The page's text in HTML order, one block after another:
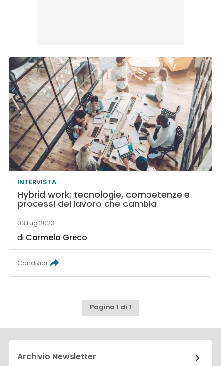
INTERVISTA
Hybrid work: tecnologie, competenze e
processi del lavoro che cambia
03 Lug 2023
di Carmelo Greco
Condividi
Pagina 1 di 1
Archivio Newsletter